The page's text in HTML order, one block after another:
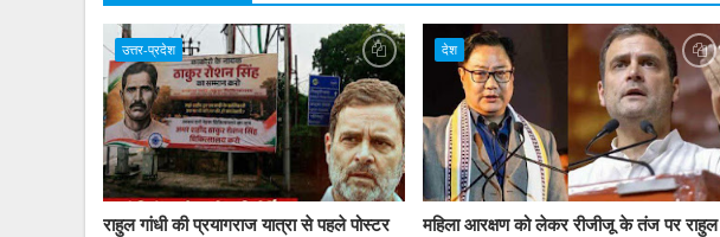
उत्तर-प्रदेश
राहुल गांधी की प्रयागराज यात्रा से पहले पोस्टर
देश
महिला आरक्षण को लेकर रीजीजू के तंज पर राहुल